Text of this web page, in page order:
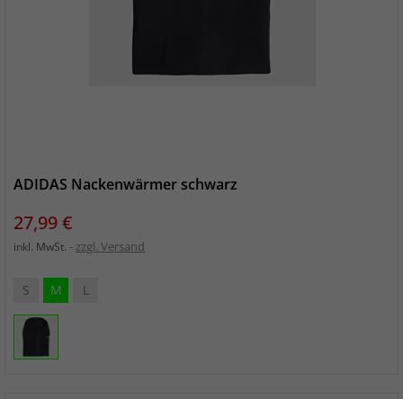
ADIDAS Nackenwärmer schwarz
Preis
27,99 €
inkl. MwSt. zzgl. Versand
S M L